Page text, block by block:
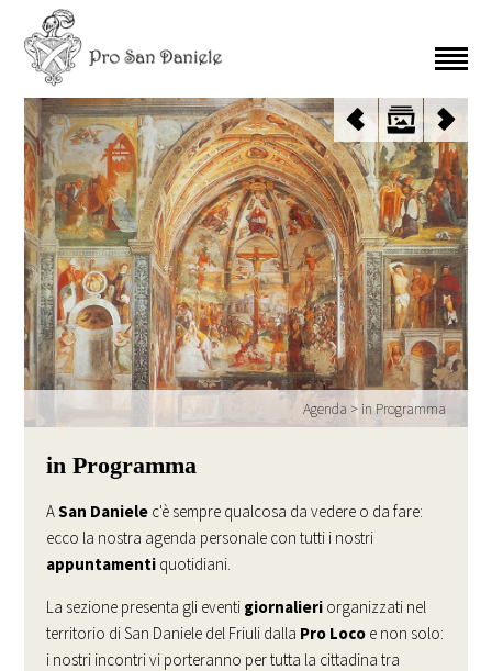
Agenda > in Programma
in Programma
ASan Daniele c'è sempre qualcosa da vedere o da fare:
ecco la nostra agenda personale con tutti i nostri
appuntamenti quotidiani.
La sezione presenta gli eventi giornalieri organizzati nel
territorio di San Daniele del Friuli dalla Pro Loco e non solo:
i nostri incontri vi porteranno per tutta la cittadina tra